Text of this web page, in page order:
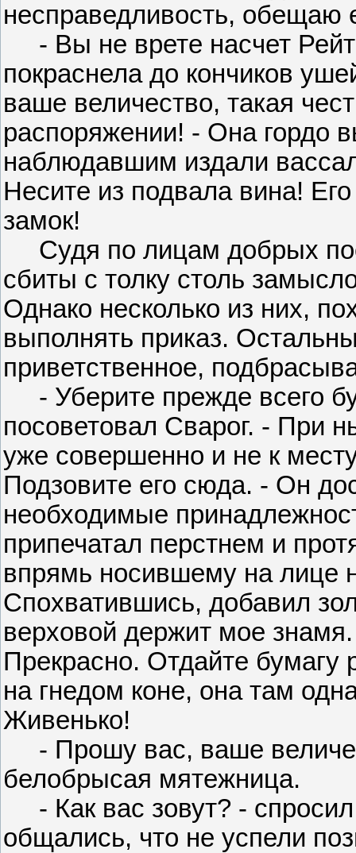
несправедливость, обещаю
- Вы не врете насчет
покраснела до кончиков
ваше величество, такая
распоряжении! - Она гордо
наблюдавшим издали
Несите из подвала вина!
замок!
Судя по лицам добрых
сбиты с толку столь
Однако несколько из них,
выполнять приказ.
приветственное,
- Уберите прежде всего
посоветовал Сварог. - При
уже совершенно и не к
Подзовите его сюда. - Он
необходимые
припечатал перстнем и
впрямь носившему на лице
Спохватившись, добавил
верховой держит мое
Прекрасно. Отдайте
на гнедом коне, она там
Живенько!
- Прошу вас, ваше
белобрысая мятежница.
- Как вас зовут? -
общались, что не успели